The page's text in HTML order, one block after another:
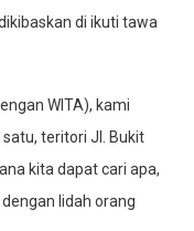
di ikuti tawa
WITA), kami
teritori Jl. Bukit
kita dapat cari apa,
lidah orang